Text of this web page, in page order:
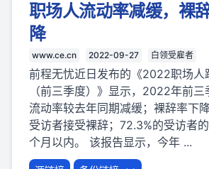
职场人流动率减缓，裸
降
www.ce.cn 2022-09-27 白领受雇者
前程无忧近日发布的《2022职场人
（前三季度）》显示，2022年前
流动率较去年同期减缓；裸辞率下
受访者接受裸辞；72.3%的受访者
个月以内。 该报告显示，今年 ...